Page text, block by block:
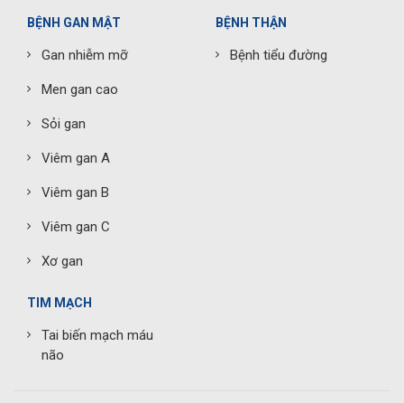
BỆNH GAN MẬT
Gan nhiễm mỡ
Men gan cao
Sỏi gan
Viêm gan A
Viêm gan B
Viêm gan C
Xơ gan
BỆNH THẬN
Bệnh tiểu đường
TIM MẠCH
Tai biến mạch máu
não